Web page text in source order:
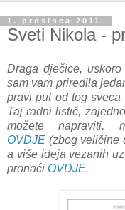
1. prosinca 2011.
Sveti Nikola -
Draga dječice,
sam vam priredila
pravi put od tog
Taj radni listić,
možete napraviti,
OVDJE (zbog veličine
a više ideja vezanih
pronaći OVDJE.